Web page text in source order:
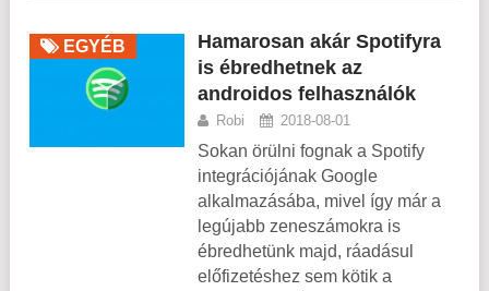
EGYÉB
Hamarosan akár Spotifyra
is ébredhetnek az
androidos felhasználók
Robi 2018-08-01
Sokan örülni fognak a Spotify
integrációjának Google
alkalmazásába, mivel így már a
legújabb zeneszámokra is
ébredhetünk majd, ráadásul
előfizetéshez sem kötik a